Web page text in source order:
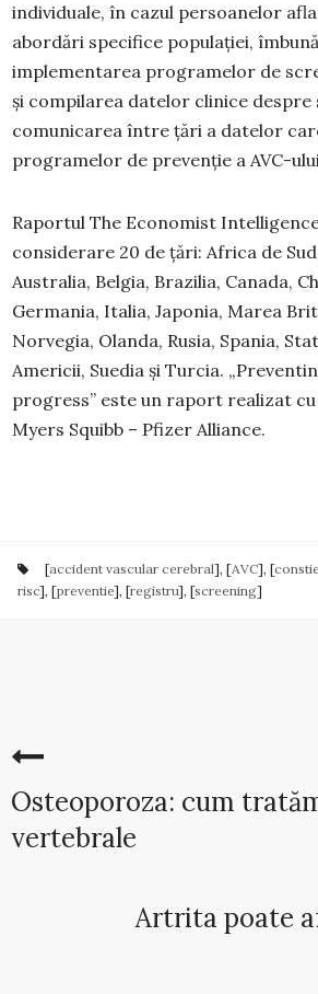
individuale, în cazul persoanelor
abordări specifice populației,
implementarea programelor de
și compilarea datelor clinice despre
comunicarea între țări a datelor
programelor de prevenție a AVC-
Raportul The Economist
considerare 20 de țări: Africa de
Australia, Belgia, Brazilia, Canada,
Germania, Italia, Japonia, Marea
Norvegia, Olanda, Rusia, Spania,
Americii, Suedia și Turcia.
progress” este un raport realizat
Myers Squibb – Pfizer Alliance.
[accident vascular cerebral], [AVC], [
risc], [preventie], [registru], [screening]
Osteoporoza: cum
vertebrale
Artrita poate